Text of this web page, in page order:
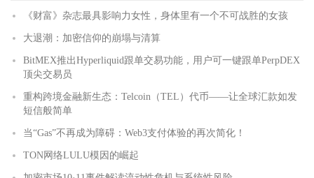
《财富》杂志最具影响力女性，身体里有一个不可战胜的女孩
大退潮：加密信仰的崩塌与清算
BitMEX推出Hyperliquid跟单交易功能，用户可一键跟单PerpDEX
顶尖交易员
重构跨境金融新生态：Telcoin（TEL）代币——让全球汇款如发
短信般简单
当“Gas”不再成为障碍：Web3支付体验的再次简化！
TON网络LULU模因的崛起